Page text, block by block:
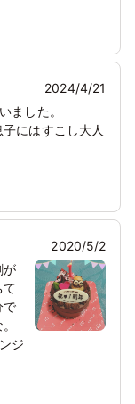
2024/4/21
ました。
にはすこし大人
2020/5/2
が
て
で
ジ